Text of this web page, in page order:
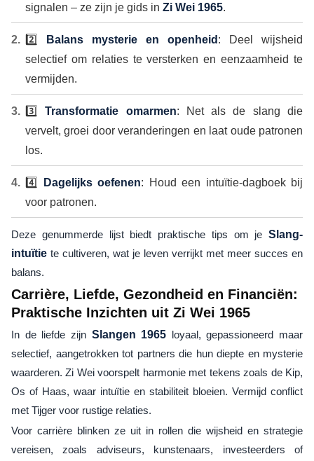
signalen – ze zijn je gids in Zi Wei 1965.
2️⃣ Balans mysterie en openheid : Deel wijsheid
selectief om relaties te versterken en eenzaamheid te
vermijden.
3️⃣Transformatie omarmen: Net als de slang die
vervelt, groei door veranderingen en laat oude patronen
los.
4️⃣ Dagelijks oefenen: Houd een intuïtie-dagboek bij
voor patronen.
Deze genummerde lijst biedt praktische tips om je Slang-
intuïtie te cultiveren, wat je leven verrijkt met meer succes en
balans.
Carrière, Liefde, Gezondheid en Financiën:
Praktische Inzichten uit Zi Wei 1965
In de liefde zijn Slangen 1965 loyaal, gepassioneerd maar
selectief, aangetrokken tot partners die hun diepte en mysterie
waarderen. Zi Wei voorspelt harmonie met tekens zoals de Kip,
Os of Haas, waar intuïtie en stabiliteit bloeien. Vermijd conflict
met Tijger voor rustige relaties.
Voor carrière blinken ze uit in rollen die wijsheid en strategie
vereisen, zoals adviseurs, kunstenaars, investeerders of